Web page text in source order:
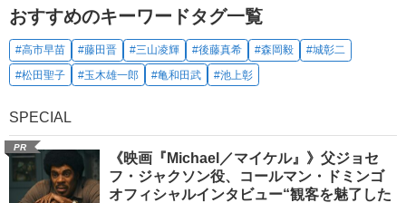
おすすめのキーワードタグ一覧
#高市早苗 #藤田晋 #三山凌輝 #後藤真希 #森岡毅
#城彰二
#松田聖子
#玉木雄一郎 #亀和田武 #池上彰
SPECIAL
PR
《映画『Michael／マイケル』》父ジョセ
フ・ジャクソン役、コールマン・ドミンゴ
オフィシャルインタビュー“観客を魅了した